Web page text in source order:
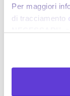
Per maggiori
di tracciamento
tecnici. Se
l’utilizzo di tutti
tracciamento,
BeRebel
digitale che
flessibili,
nell’uso dei
Fai un